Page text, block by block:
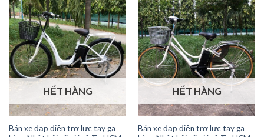
HẾT HÀNG
Bán xe đạp điện trợ lực tay ga
HẾT HÀNG
Bán xe đạp điện trợ lực tay ga